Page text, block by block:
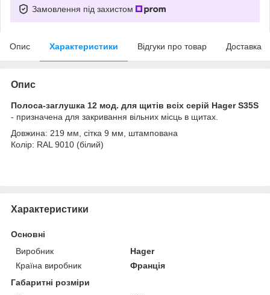
Замовлення під захистом
Опис Характеристики Відгуки про товар Доставка
Опис
Полоса-заглушка 12 мод. для щитів всіх серій Hager S35S
- призначена для закривання вільних місць в щитах.
Довжина: 219 мм, сітка 9 мм, штампована
Колір: RAL 9010 (білий)
Характеристики
Основні
Виробник
Hager
Країна виробник
Франція
Габаритні розміри